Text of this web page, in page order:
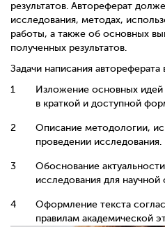
результатов. Автореферат
исследования, методах,
работы, а также об основных
полученных результатов.
Задачи написания
Изложение основных идей
в краткой и доступной
Описание методологии,
проведении исследования.
Обоснование
исследования для
Оформление текста
правилам академической